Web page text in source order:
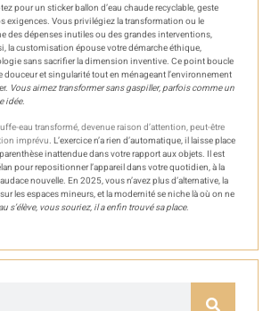
pour un sticker ballon d’eau chaude recyclable, geste
exigences. Vous privilégiez la transformation ou le
des dépenses inutiles ou des grandes interventions,
la customisation épouse votre démarche éthique,
sans sacrifier la dimension inventive. Ce point boucle
douceur et singularité tout en ménageant l’environnement
Vous aimez transformer sans gaspiller, parfois comme un
idée.
eau transformé, devenue raison d’attention, peut-être
imprévu. L’exercice n’a rien d’automatique, il laisse place
inattendue dans votre rapport aux objets. Il est
pour repositionner l’appareil dans votre quotidien, à la
nouvelle. En 2025, vous n’avez plus d’alternative, la
les espaces mineurs, et la modernité se niche là où on ne
s’élève, vous souriez, il a enfin trouvé sa place.